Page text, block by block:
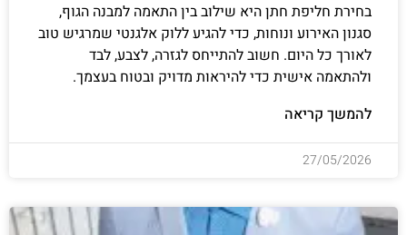
בחירת חליפת חתן היא שילוב בין התאמה למבנה הגוף,
סגנון האירוע ונוחות, כדי להגיע ללוק אלגנטי שמרגיש טוב
לאורך כל היום. חשוב להתייחס לגזרה, לצבע, לבד
ולהתאמה אישית כדי להיראות מדויק ובטוח בעצמך.
להמשך קריאה
27/05/2026